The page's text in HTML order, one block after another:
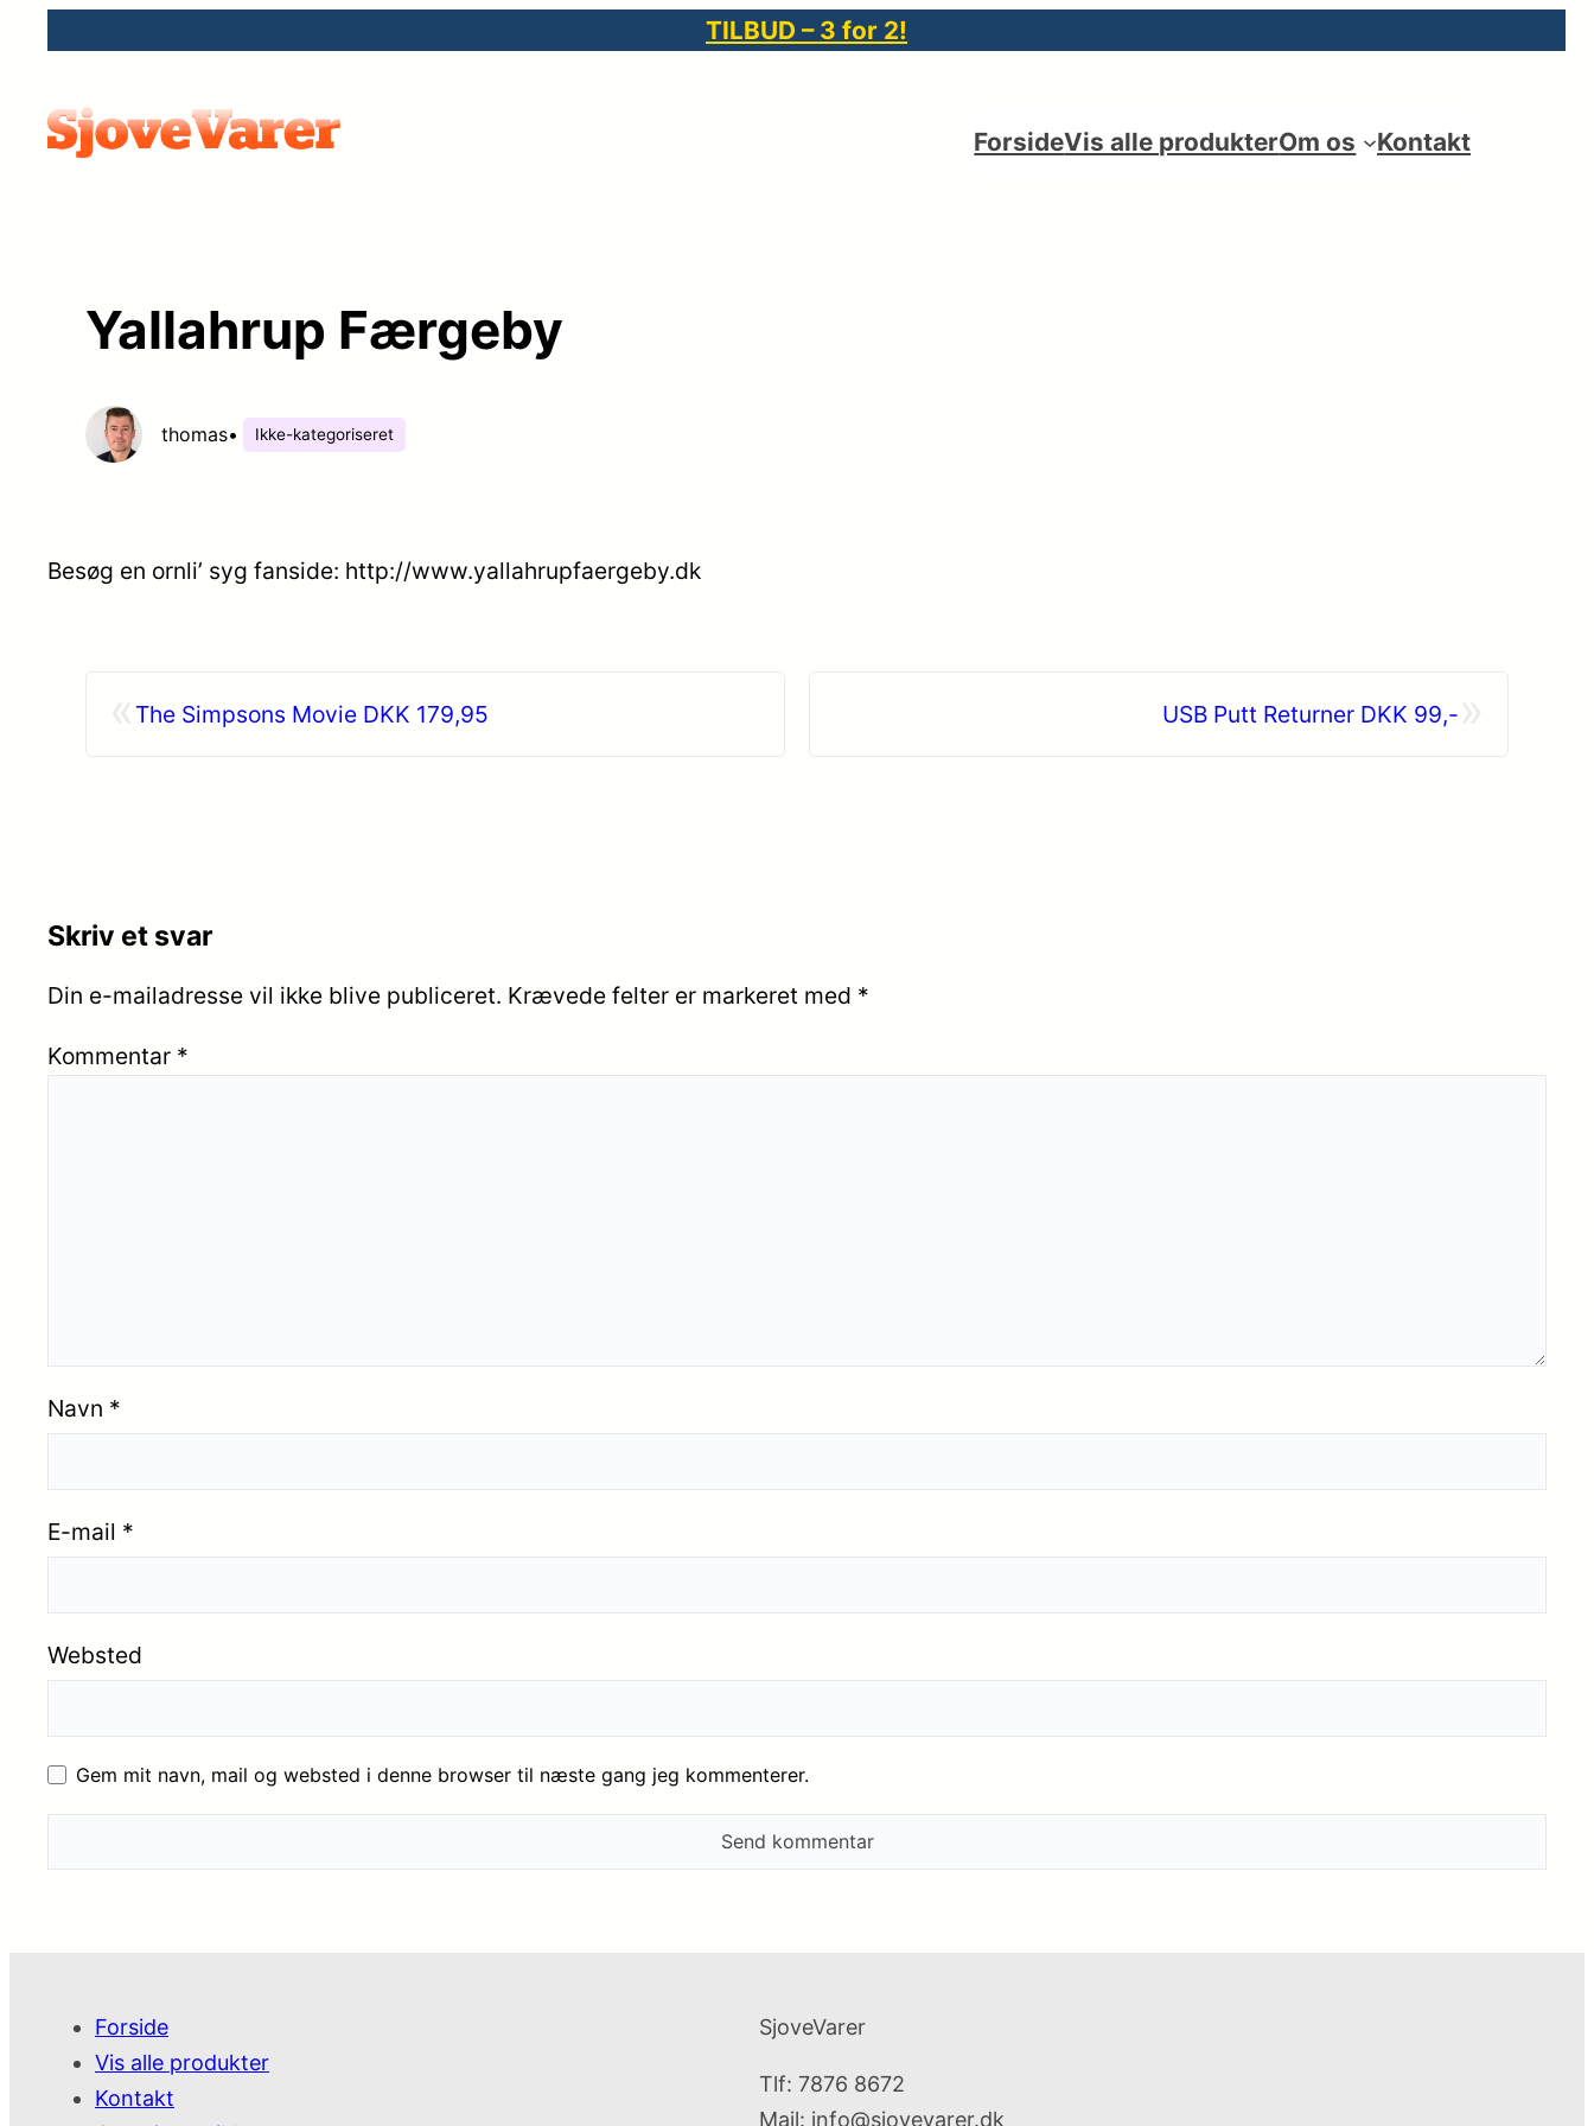
indhold
TILBUD – 3 for 2!
ForsideVis alle produkterOm os Kontakt
Yallahrup Færgeby
thomas• Ikke-kategoriseret
Besøg en ornli’ syg fanside: http://www.yallahrupfaergeby.dk
The Simpsons Movie DKK 179,95 USB Putt Returner DKK 99,-
Skriv et svar
Din e-mailadresse vil ikke blive publiceret. Krævede felter er markeret med *
Kommentar *
Navn *
E-mail *
Websted
Gem mit navn, mail og websted i denne browser til næste gang jeg kommenterer.
Forside
Vis alle produkter
Kontakt
SjoveVarer
Tlf: 7876 8672
Mail: info@sjovevarer.dk